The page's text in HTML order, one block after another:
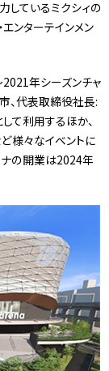
しているミクシィの
ンターテインメン
年シーズンチャ
、代表取締役社長:
て利用するほか、
様々なイベントに
ナの開業は2024年